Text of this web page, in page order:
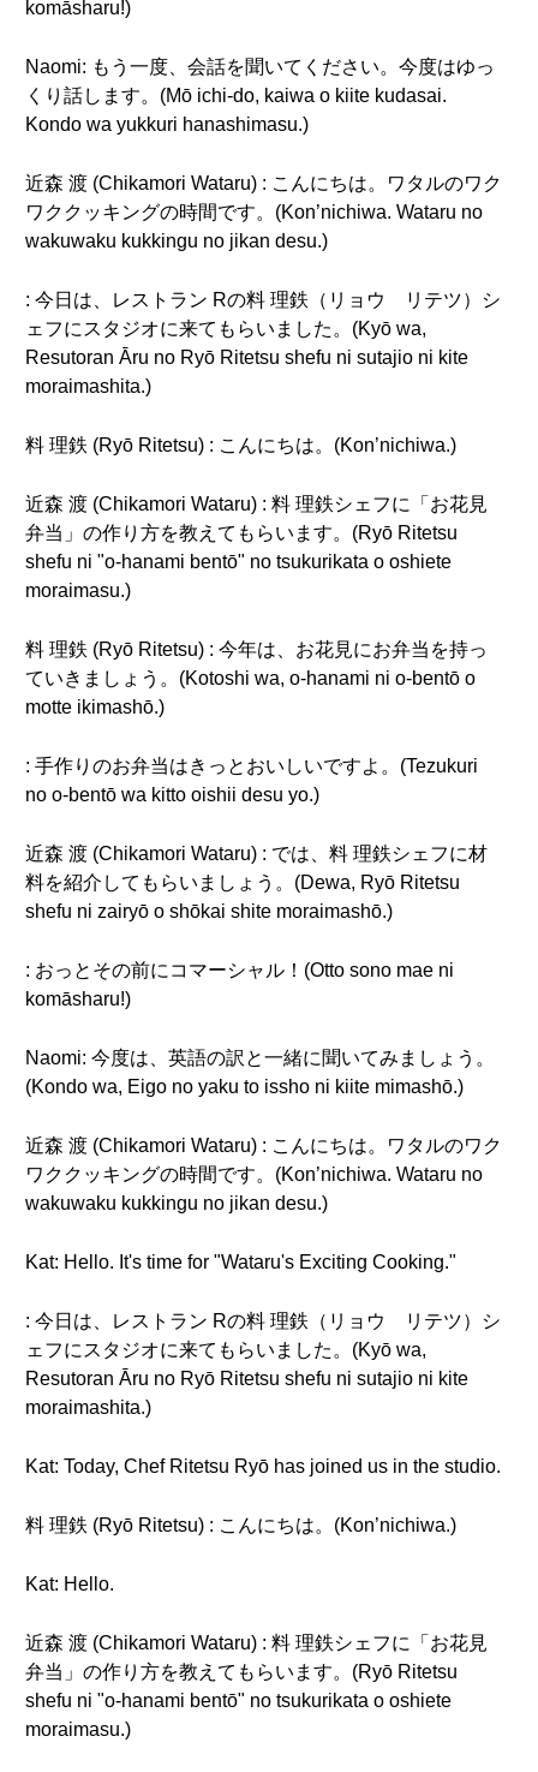
komāsharu!)
Naomi: もう一度、会話を聞いてください。今度はゆっ
くり話します。(Mō ichi-do, kaiwa o kiite kudasai.
Kondo wa yukkuri hanashimasu.)
近森 渡 (Chikamori Wataru) : こんにちは。ワタルのワク
ワククッキングの時間です。(Kon’nichiwa. Wataru no
wakuwaku kukkingu no jikan desu.)
: 今日は、レストラン Rの料 理鉄（リョウ リテツ）シ
ェフにスタジオに来てもらいました。(Kyō wa,
Resutoran Āru no Ryō Ritetsu shefu ni sutajio ni kite
moraimashita.)
料 理鉄 (Ryō Ritetsu) : こんにちは。(Kon’nichiwa.)
近森 渡 (Chikamori Wataru) : 料 理鉄シェフに「お花見
弁当」の作り方を教えてもらいます。(Ryō Ritetsu
shefu ni "o-hanami bentō" no tsukurikata o oshiete
moraimasu.)
料 理鉄 (Ryō Ritetsu) : 今年は、お花見にお弁当を持っ
ていきましょう。(Kotoshi wa, o-hanami ni o-bentō o
motte ikimashō.)
: 手作りのお弁当はきっとおいしいですよ。(Tezukuri
no o-bentō wa kitto oishii desu yo.)
近森 渡 (Chikamori Wataru) : では、料 理鉄シェフに材
料を紹介してもらいましょう。(Dewa, Ryō Ritetsu
shefu ni zairyō o shōkai shite moraimashō.)
: おっとその前にコマーシャル！(Otto sono mae ni
komāsharu!)
Naomi: 今度は、英語の訳と一緒に聞いてみましょう。
(Kondo wa, Eigo no yaku to issho ni kiite mimashō.)
近森 渡 (Chikamori Wataru) : こんにちは。ワタルのワク
ワククッキングの時間です。(Kon’nichiwa. Wataru no
wakuwaku kukkingu no jikan desu.)
Kat: Hello. It's time for "Wataru's Exciting Cooking."
: 今日は、レストラン Rの料 理鉄（リョウ リテツ）シ
ェフにスタジオに来てもらいました。(Kyō wa,
Resutoran Āru no Ryō Ritetsu shefu ni sutajio ni kite
moraimashita.)
Kat: Today, Chef Ritetsu Ryō has joined us in the studio.
料 理鉄 (Ryō Ritetsu) : こんにちは。(Kon’nichiwa.)
Kat: Hello.
近森 渡 (Chikamori Wataru) : 料 理鉄シェフに「お花見
弁当」の作り方を教えてもらいます。(Ryō Ritetsu
shefu ni "o-hanami bentō" no tsukurikata o oshiete
moraimasu.)